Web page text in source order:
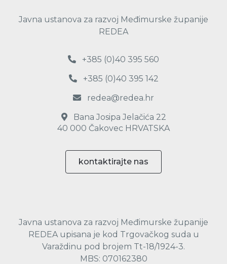
Javna ustanova za razvoj Međimurske županije
REDEA
+385 (0)40 395 560
+385 (0)40 395 142
redea@redea.hr
Bana Josipa Jelačića 22
40 000 Čakovec HRVATSKA
kontaktirajte nas
Javna ustanova za razvoj Međimurske županije
REDEA upisana je kod Trgovačkog suda u
Varaždinu pod brojem Tt-18/1924-3.
MBS: 070162380